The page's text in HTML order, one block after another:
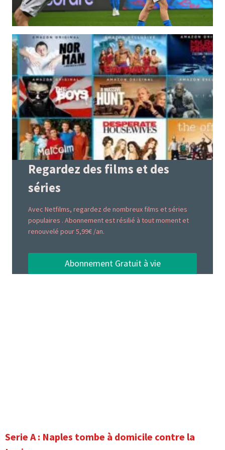
Regardez des films et des
séries
Avec Netfilms, regardez de nombreux films et séries
populaires . Abonnement est résilié à tout moment et
renouvelé pour 5,99€ /an.
Abonnement Gratuit à vie
Serie A : Naples tombe à domicile contre la